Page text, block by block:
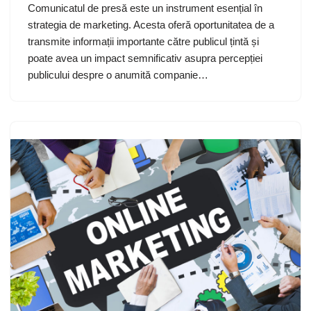
Comunicatul de presă este un instrument esențial în
strategia de marketing. Acesta oferă oportunitatea de a
transmite informații importante către publicul țintă și
poate avea un impact semnificativ asupra percepției
publicului despre o anumită companie…